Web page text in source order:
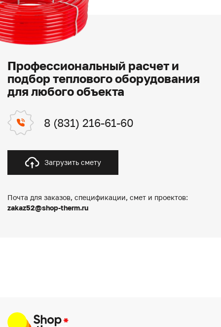
Профессиональный расчет и
подбор теплового оборудования
для любого объекта
8 (831) 216-61-60
Загрузить смету
Почта для заказов, спецификации, смет и проектов:
zakaz52@shop-therm.ru